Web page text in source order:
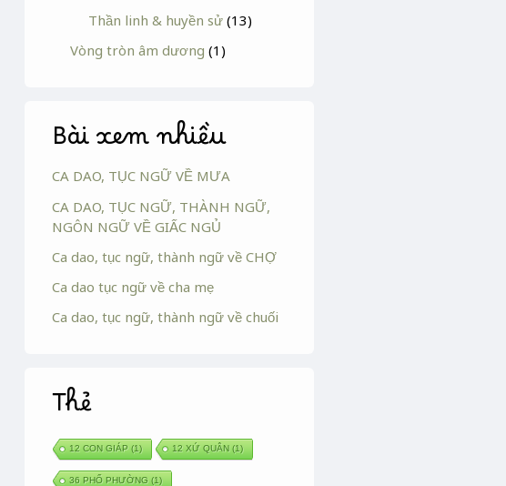
Thần linh & huyền sử (13)
Vòng tròn âm dương (1)
Bài xem nhiều
CA DAO, TỤC NGỮ VỀ MƯA
CA DAO, TỤC NGỮ, THÀNH NGỮ,
NGÔN NGỮ VỀ GIẤC NGỦ
Ca dao, tục ngữ, thành ngữ về CHỢ
Ca dao tục ngữ về cha mẹ
Ca dao, tục ngữ, thành ngữ về chuối
Thẻ
12 CON GIÁP (1) 12 XỨ QUÂN (1)
36 PHỐ PHƯỜNG (1)